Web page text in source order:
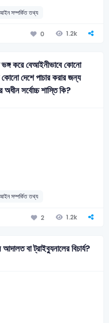
সম্পর্কিত তথ্য
0 1.2k
করে বেআইনীভাবে কোনো
দেশে পাচার করার জন্য
সর্বোচ্চ শাস্তি কি?
সম্পর্কিত তথ্য
2 1.2k
বা ট্রাইব্যুনালের বিচার্য?